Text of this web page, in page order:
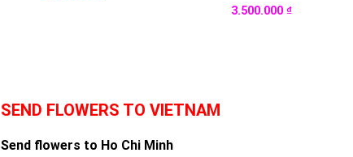
3.500.000₫
SEND FLOWERS TO VIETNAM
Send flowers to Ho Chi Minh